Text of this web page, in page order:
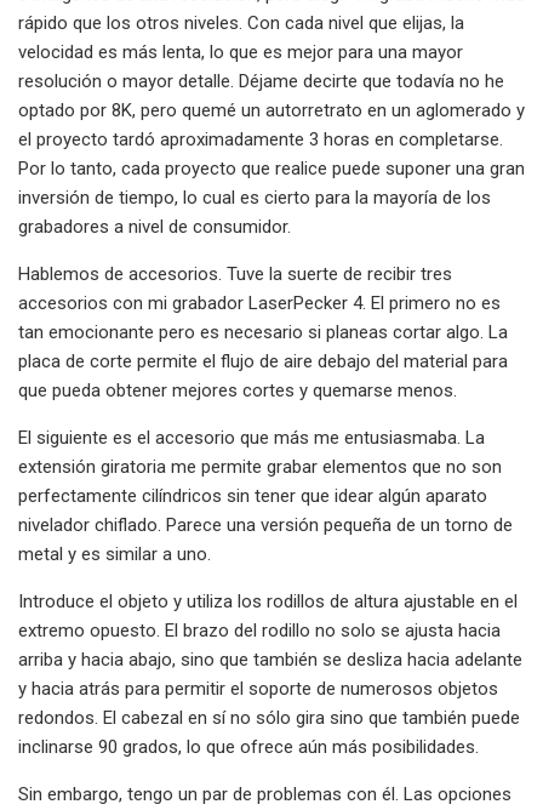
rápido que los otros niveles. Con cada nivel que elijas, la
velocidad es más lenta, lo que es mejor para una mayor
resolución o mayor detalle. Déjame decirte que todavía no he
optado por 8K, pero quemé un autorretrato en un aglomerado y
el proyecto tardó aproximadamente 3 horas en completarse.
Por lo tanto, cada proyecto que realice puede suponer una gran
inversión de tiempo, lo cual es cierto para la mayoría de los
grabadores a nivel de consumidor.
Hablemos de accesorios. Tuve la suerte de recibir tres
accesorios con mi grabador LaserPecker 4. El primero no es
tan emocionante pero es necesario si planeas cortar algo. La
placa de corte permite el flujo de aire debajo del material para
que pueda obtener mejores cortes y quemarse menos.
El siguiente es el accesorio que más me entusiasmaba. La
extensión giratoria me permite grabar elementos que no son
perfectamente cilíndricos sin tener que idear algún aparato
nivelador chiflado. Parece una versión pequeña de un torno de
metal y es similar a uno.
Introduce el objeto y utiliza los rodillos de altura ajustable en el
extremo opuesto. El brazo del rodillo no solo se ajusta hacia
arriba y hacia abajo, sino que también se desliza hacia adelante
y hacia atrás para permitir el soporte de numerosos objetos
redondos. El cabezal en sí no sólo gira sino que también puede
inclinarse 90 grados, lo que ofrece aún más posibilidades.
Sin embargo, tengo un par de problemas con él. Las opciones